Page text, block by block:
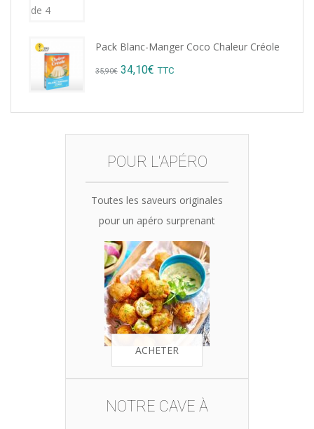
Pack Blanc-Manger Coco Chaleur Créole
35,90€ Original
was:
35,90€.
34,10€ Current
is:
34,10€.
TTC
POUR L'APÉRO
Toutes les saveurs originales
pour un apéro surprenant
ACHETER
NOTRE CAVE À